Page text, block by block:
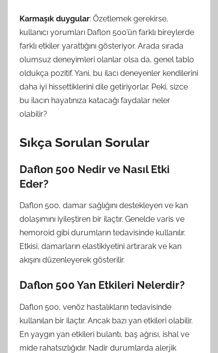
Karmaşık duygular: Özetlemek gerekirse,
kullanıcı yorumları Daflon 500’ün farklı bireylerde
farklı etkiler yarattığını gösteriyor. Arada sırada
olumsuz deneyimleri olanlar olsa da, genel tablo
oldukça pozitif. Yani, bu ilacı deneyenler kendilerini
daha iyi hissettiklerini dile getiriyorlar. Peki, sizce
bu ilacın hayatınıza katacağı faydalar neler
olabilir?
Sıkça Sorulan Sorular
Daflon 500 Nedir ve Nasıl Etki
Eder?
Daflon 500, damar sağlığını destekleyen ve kan
dolaşımını iyileştiren bir ilaçtır. Genelde varis ve
hemoroid gibi durumların tedavisinde kullanılır.
Etkisi, damarların elastikiyetini artırarak ve kan
akışını düzenleyerek gösterilir.
Daflon 500 Yan Etkileri Nelerdir?
Daflon 500, venöz hastalıkların tedavisinde
kullanılan bir ilaçtır. Ancak bazı yan etkileri olabilir.
En yaygın yan etkileri bulantı, baş ağrısı, ishal ve
mide rahatsızlığıdır. Nadir durumlarda alerjik